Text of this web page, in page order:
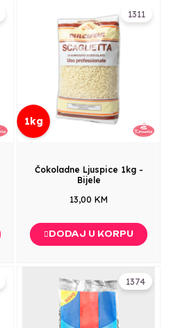
1311
1kg
Čokoladne Ljuspice 1kg -
Bijele
13,00 KM
DODAJ U KORPU
1374